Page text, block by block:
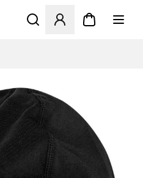
Åbner en Modal til at